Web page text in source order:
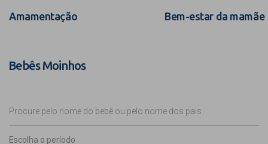
Amamentação Bem-estar da mamãe
Bebês Moinhos
Procure pelo nome do bebê ou pelo nome dos pais
Escolha o período